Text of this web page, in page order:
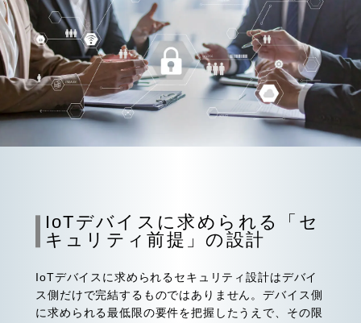
IoTデバイスに求められる「セ
キュリティ前提」の設計
IoTデバイスに求められるセキュリティ設計はデバイ
ス側だけで完結するものではありません。デバイス側
に求められる最低限の要件を把握したうえで、その限